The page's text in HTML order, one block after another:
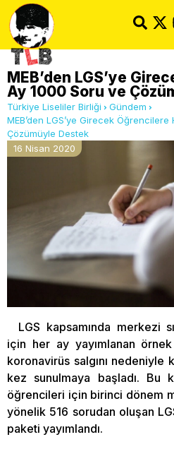
MEB’den LGS’ye
Ay 1000 Soru ve
Türkiye Liseliler Birliği
Gündem
MEB’den LGS’ye Girecek
Çözümüyle Destek
16 Nisan 2020
LGS kapsamında merkezi
için her ay yayımlanan örnek
koronavirüs salgını nedeniyle
kez sunulmaya başladı. Bu
öğrencileri için birinci dönem
yönelik 516 sorudan oluşan
paketi yayımlandı.